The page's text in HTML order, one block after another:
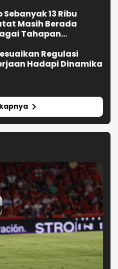
Sebanyak 13 Ribu
Masih Berada
Tahapan
Regulasi
Hadapi Dinamika